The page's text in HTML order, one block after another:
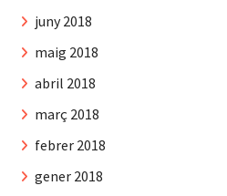
juny 2018
maig 2018
abril 2018
març 2018
febrer 2018
gener 2018